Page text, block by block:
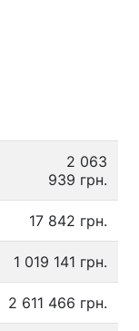
2 063
939 грн.
17 842 грн.
1 019 141 грн.
2 611 466 грн.